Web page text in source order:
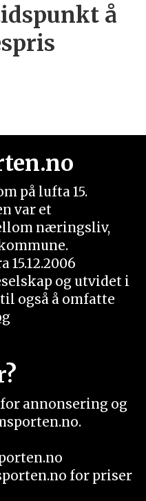
å
på lufta 15.
var et
næringsliv,
og utvidet i
også å omfatte
annonsering og
for priser